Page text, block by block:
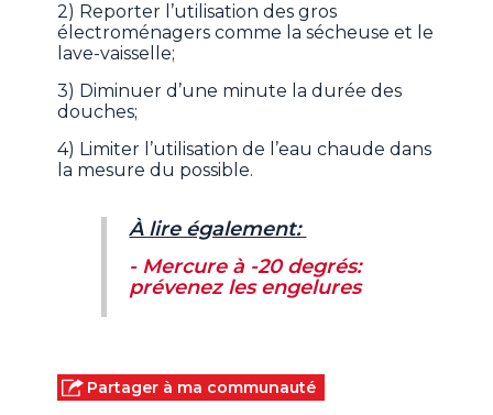
2) Reporter l’utilisation des gros
électroménagers comme la sécheuse et le
lave-vaisselle;
3) Diminuer d’une minute la durée des
douches;
4) Limiter l’utilisation de l’eau chaude dans
la mesure du possible.
À lire également:
- Mercure à -20 degrés:
prévenez les engelures
Partager à ma communauté